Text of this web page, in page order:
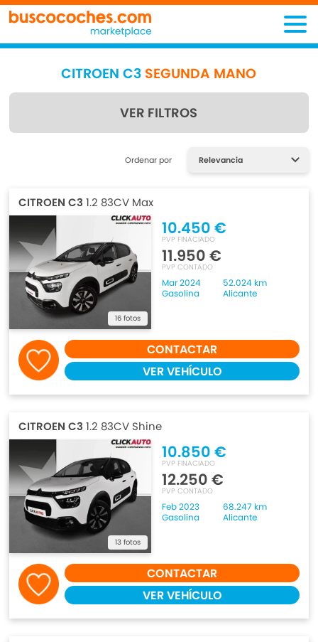
CITROEN C3 SEGUNDA MANO
VER FILTROS
Encuentra lo que estás
Ordenar por
CITROEN C3 1.2 83CV Max
16 fotos
10.450 €
PVP FINACIADO
11.950 €
PVP CONTADO
Mar 2024
52.024 km
Gasolina
Alicante
CONTACTAR
VER VEHÍCULO
CITROEN C3 1.2 83CV Shine
13 fotos
10.850 €
PVP FINACIADO
12.250 €
PVP CONTADO
Feb 2023
68.247 km
Gasolina
Alicante
CONTACTAR
VER VEHÍCULO